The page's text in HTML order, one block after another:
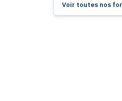
Voir toutes nos